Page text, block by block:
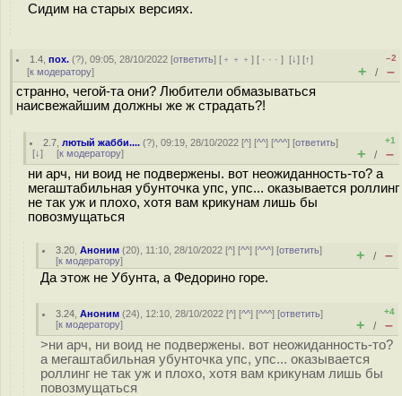
Сидим на старых версиях.
1.4 ,пох. (?), 09:05, 28/10/2022 [ответить] [ ﹢﹢﹢] [ · · ·][↓] [↑]
[к модератору]
–2
+ / –
странно, чегой-та они? Любители обмазываться
наисвежайшим должны же ж страдать?!
2.7 ,лютый жабби.... (?), 09:19, 28/10/2022 [^] [^^] [^^^] [ответить]
[↓] [к модератору]
+1
+ / –
ни арч, ни воид не подвержены. вот неожиданность-то? а
мегаштабильная убунточка упс, упс... оказывается роллинг
не так уж и плохо, хотя вам крикунам лишь бы
повозмущаться
3.20 ,Аноним (20), 11:10, 28/10/2022 [^] [^^] [^^^] [ответить]
[к модератору] + / –
Да этож не Убунта, а Федорино горе.
3.24 ,Аноним (24), 12:10, 28/10/2022 [^] [^^] [^^^] [ответить]
[к модератору]
+4
+ / –
>ни арч, ни воид не подвержены. вот неожиданность-то?
а мегаштабильная убунточка упс, упс... оказывается
роллинг не так уж и плохо, хотя вам крикунам лишь бы
повозмущаться